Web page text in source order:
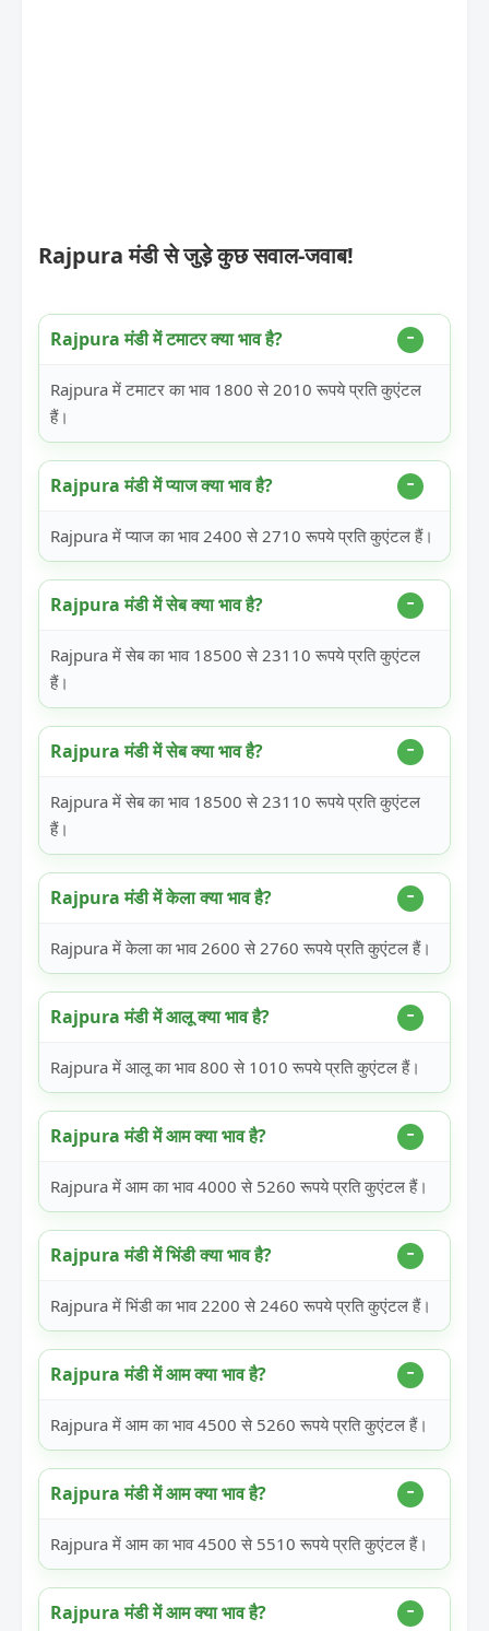
Rajpura मंडी से जुड़े कुछ सवाल-जवाब!
Rajpura मंडी में टमाटर क्या भाव है?
Rajpura में टमाटर का भाव 1800 से 2010 रूपये प्रति कुएंटल
हैं।
Rajpura मंडी में प्याज क्या भाव है?
Rajpura में प्याज का भाव 2400 से 2710 रूपये प्रति कुएंटल हैं।
Rajpura मंडी में सेब क्या भाव है?
Rajpura में सेब का भाव 18500 से 23110 रूपये प्रति कुएंटल
हैं।
Rajpura मंडी में सेब क्या भाव है?
Rajpura में सेब का भाव 18500 से 23110 रूपये प्रति कुएंटल
हैं।
Rajpura मंडी में केला क्या भाव है?
Rajpura में केला का भाव 2600 से 2760 रूपये प्रति कुएंटल हैं।
Rajpura मंडी में आलू क्या भाव है?
Rajpura में आलू का भाव 800 से 1010 रूपये प्रति कुएंटल हैं।
Rajpura मंडी में आम क्या भाव है?
Rajpura में आम का भाव 4000 से 5260 रूपये प्रति कुएंटल हैं।
Rajpura मंडी में भिंडी क्या भाव है?
Rajpura में भिंडी का भाव 2200 से 2460 रूपये प्रति कुएंटल हैं।
Rajpura मंडी में आम क्या भाव है?
Rajpura में आम का भाव 4500 से 5260 रूपये प्रति कुएंटल हैं।
Rajpura मंडी में आम क्या भाव है?
Rajpura में आम का भाव 4500 से 5510 रूपये प्रति कुएंटल हैं।
Rajpura मंडी में आम क्या भाव है?